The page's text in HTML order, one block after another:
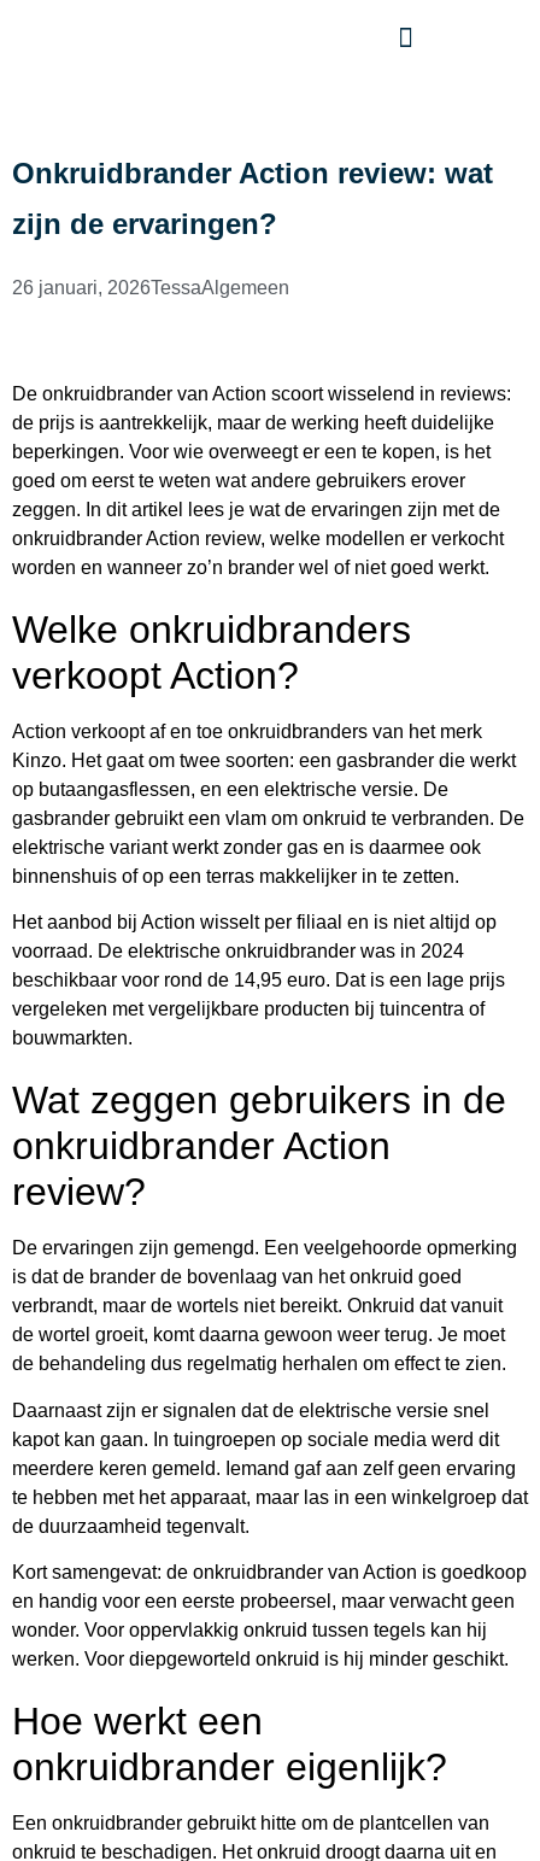
Onkruidbrander Action review: wat
zijn de ervaringen?
26 januari, 2026TessaAlgemeen
De onkruidbrander van Action scoort wisselend in reviews:
de prijs is aantrekkelijk, maar de werking heeft duidelijke
beperkingen. Voor wie overweegt er een te kopen, is het
goed om eerst te weten wat andere gebruikers erover
zeggen. In dit artikel lees je wat de ervaringen zijn met de
onkruidbrander Action review, welke modellen er verkocht
worden en wanneer zo’n brander wel of niet goed werkt.
Welke onkruidbranders
verkoopt Action?
Action verkoopt af en toe onkruidbranders van het merk
Kinzo. Het gaat om twee soorten: een gasbrander die werkt
op butaangasflessen, en een elektrische versie. De
gasbrander gebruikt een vlam om onkruid te verbranden. De
elektrische variant werkt zonder gas en is daarmee ook
binnenshuis of op een terras makkelijker in te zetten.
Het aanbod bij Action wisselt per filiaal en is niet altijd op
voorraad. De elektrische onkruidbrander was in 2024
beschikbaar voor rond de 14,95 euro. Dat is een lage prijs
vergeleken met vergelijkbare producten bij tuincentra of
bouwmarkten.
Wat zeggen gebruikers in de
onkruidbrander Action
review?
De ervaringen zijn gemengd. Een veelgehoorde opmerking
is dat de brander de bovenlaag van het onkruid goed
verbrandt, maar de wortels niet bereikt. Onkruid dat vanuit
de wortel groeit, komt daarna gewoon weer terug. Je moet
de behandeling dus regelmatig herhalen om effect te zien.
Daarnaast zijn er signalen dat de elektrische versie snel
kapot kan gaan. In tuingroepen op sociale media werd dit
meerdere keren gemeld. Iemand gaf aan zelf geen ervaring
te hebben met het apparaat, maar las in een winkelgroep dat
de duurzaamheid tegenvalt.
Kort samengevat: de onkruidbrander van Action is goedkoop
en handig voor een eerste probeersel, maar verwacht geen
wonder. Voor oppervlakkig onkruid tussen tegels kan hij
werken. Voor diepgeworteld onkruid is hij minder geschikt.
Hoe werkt een
onkruidbrander eigenlijk?
Een onkruidbrander gebruikt hitte om de plantcellen van
onkruid te beschadigen. Het onkruid droogt daarna uit en